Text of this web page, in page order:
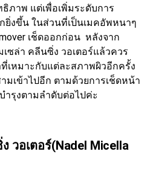
ภาพ แต่เพื่อเพิ่มระดับการ
งขึ้น ในส่วนที่เป็นเมคอัพหนาๆ
เช็ดออกก่อน หลังจาก
ซล่า คลีนซิ่ง วอเตอร์แล้วควร
เหมาะกับแต่ละสภาพผิวอีกครั้ง
เข้าไปอีก ตามด้วยการเช็ดหน้า
ำรุงตามลำดับต่อไปค่ะ
วอเตอร์(Nadel Micella